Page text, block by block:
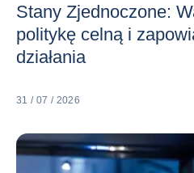
Stany Zjednoczone:
politykę celną i
działania
31 / 07 / 2026